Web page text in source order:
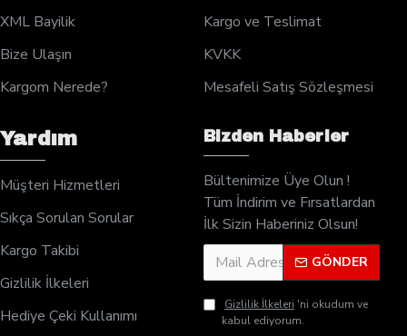
XML Bayilik
Bize Ulaşın
Kargom Nerede?
Kargo ve Teslimat
KVKK
Mesafeli Satış Sözleşmesi
Yardım
Müşteri Hizmetleri
Sıkça Sorulan Sorular
Kargo Takibi
Gizlilik İlkeleri
Hediye Çeki Kullanımı
Bizden Haberler
Bültenimize Üye Olun !
Tüm İndirim ve Fırsatlardan
İlk Sizin Haberiniz Olsun!
GÖNDER
Gizlilik İlkeleri 'ni okudum ve
kabul ediyorum.